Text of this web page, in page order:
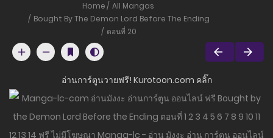
Home
All Mangas
Bought By The Demon Lord Before The Ending
ตอนที่ 20
อ่านการ์ตูนวายฟรี! Kurotoon.com คลิ๊ก